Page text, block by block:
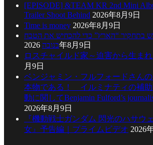
[EPISODE] &TEAM KR 2nd Mini
Trailer Shoot Behind 2026年8月9日
Time is money 2026年8月9日
בתחקיר “הארץ” כדי להכחיש את הטבח
בנובה2026年8月9日
ロスチャイルド家～迫害から生ま
月9日
ベンジャミン・フルフォードさん
本物である！ イルミナティの補
動に関してBenjamin Fulford’s
2026年8月9日
『機動戦士ガンダム 閃光のハサウ
女』予告編｜プライムビデオ 2026